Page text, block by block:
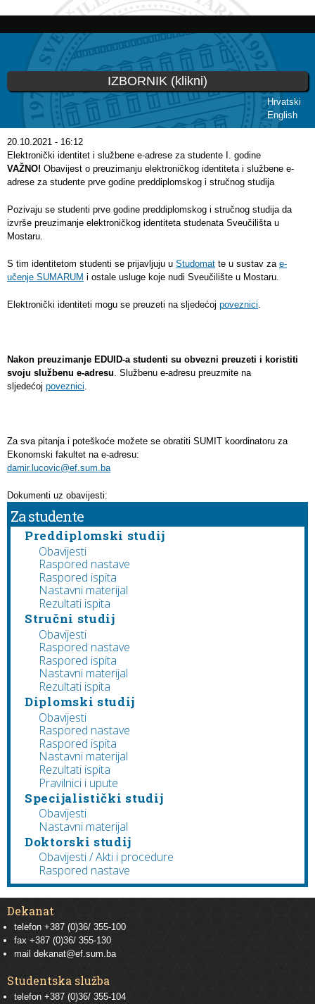
Skoči
glavni
sadržaj
Hrvatski
English
IZBORNIK (klikni)
Vi ste ovdje
20.10.2021 - 16:12
Elektronički identitet i službene e-adrese za studente I. godine
VAŽNO! Obavijest o preuzimanju elektroničkog identiteta i službene e-
adrese za studente prve godine preddiplomskog i stručnog studija
Pozivaju se studenti prve godine preddiplomskog i stručnog studija da
izvrše preuzimanje elektroničkog identiteta studenata Sveučilišta u
Mostaru.
S tim identitetom studenti se prijavljuju u Studomat te u sustav za e-
učenje SUMARUM i ostale usluge koje nudi Sveučilište u Mostaru.
Elektronički identiteti mogu se preuzeti na sljedećoj poveznici.
Nakon preuzimanje EDUID-a studenti su obvezni preuzeti i koristiti
svoju službenu e-adresu. Službenu e-adresu preuzmite na
sljedećoj poveznici.
Za sva pitanja i poteškoće možete se obratiti SUMIT koordinatoru za
Ekonomski fakultet na e-adresu:
damir.lucovic@ef.sum.ba
Dokumenti uz obavijesti:
Za studente
Preddiplomski studij
Obavijesti
Raspored nastave
Raspored ispita
Nastavni materijal
Rezultati ispita
Stručni studij
Obavijesti
Raspored nastave
Raspored ispita
Nastavni materijal
Rezultati ispita
Diplomski studij
Obavijesti
Raspored nastave
Raspored ispita
Nastavni materijal
Rezultati ispita
Pravilnici i upute
Specijalistički studij
Obavijesti
Nastavni materijal
Doktorski studij
Obavijesti / Akti i procedure
Raspored nastave
Dekanat
telefon +387 (0)36/ 355-100
fax +387 (0)36/ 355-130
mail dekanat@ef.sum.ba
Studentska služba
telefon +387 (0)36/ 355-104